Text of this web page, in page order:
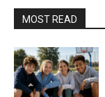
MOST READ